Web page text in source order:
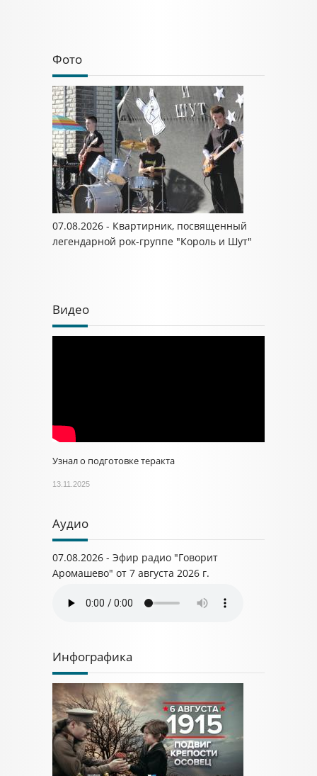
Фото
07.08.2026 - Квартирник, посвященный
легендарной рок-группе "Король и Шут"
Видео
Узнал о подготовке теракта
13.11.2025
Аудио
07.08.2026 - Эфир радио "Говорит
Аромашево" от 7 августа 2026 г.
Инфографика